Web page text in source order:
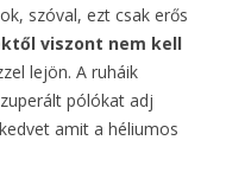
szóval, ezt csak erős
viszont nem kell
lejön. A ruháik
pólókat adj
amit a héliumos